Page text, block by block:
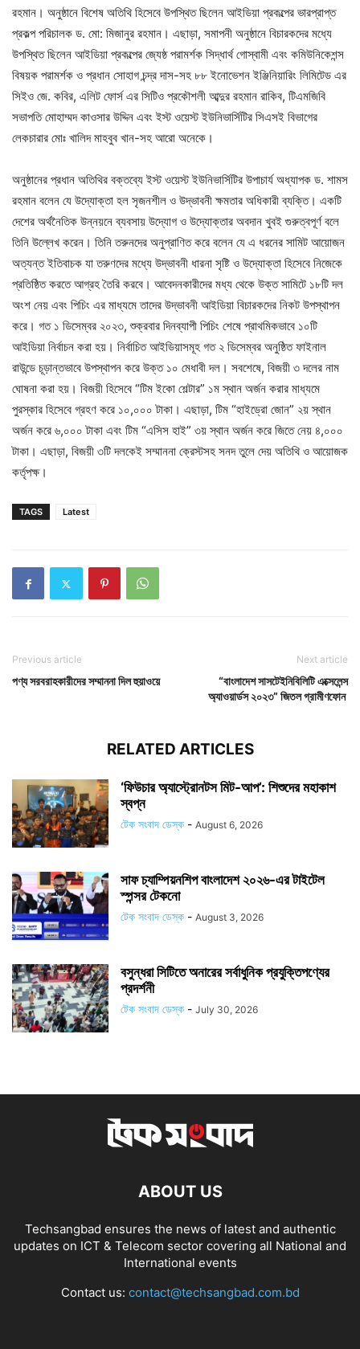
রহমান। অনুষ্ঠানে বিশেষ অতিথি হিসেবে উপস্থিত ছিলেন আইডিয়া প্রকল্পের ভারপ্রাপ্ত
প্রকল্প পরিচালক ড. মো: মিজানুর রহমান। এছাড়া, সমাপনী অনুষ্ঠানে বিচারকদের মধ্যে
উপস্থিত ছিলেন আইডিয়া প্রকল্পের জ্যেষ্ঠ পরামর্শক সিদ্ধার্থ গোস্বামী এবং কমিউনিকেশন্স
বিষয়ক পরামর্শক ও প্রধান সোহাগ চন্দ্র দাস-সহ ৮৮ ইনোভেশন ইঞ্জিনিয়ারিং লিমিটেড এর
সিইও জে. কবির, এলিট ফোর্স এর সিটিও প্রকৌশলী আব্দুর রহমান রাকিব, টিএমজিবি
সভাপতি মোহাম্মদ কাওসার উদ্দিন এবং ইস্ট ওয়েস্ট ইউনিভার্সিটির সিএসই বিভাগের
লেকচারার মোঃ খালিদ মাহবুব খান-সহ আরো অনেকে।
অনুষ্ঠানের প্রধান অতিথির বক্তব্যে ইস্ট ওয়েস্ট ইউনিভার্সিটির উপাচার্য অধ্যাপক ড. শামস
রহমান বলেন যে উদ্যোক্তা হল সৃজনশীল ও উদ্ভাবনী ক্ষমতার অধিকারী ব্যক্তি। একটি
দেশের অর্থনৈতিক উন্নয়নে ব্যবসায় উদ্যোগ ও উদ্যোক্তার অবদান খুবই গুরুত্বপূর্ণ বলে
তিনি উল্লেখ করেন। তিনি তরুনদের অনুপ্রাণিত করে বলেন যে এ ধরনের সামিট আয়োজন
অত্যন্ত ইতিবাচক যা তরুণদের মধ্যে উদ্ভাবনী ধারনা সৃষ্টি ও উদ্যোক্তা হিসেবে নিজেকে
প্রতিষ্ঠিত করতে আগ্রহ তৈরি করবে। আবেদনকারীদের মধ্য থেকে উক্ত সামিটে ১৮টি দল
অংশ নেয় এবং পিচিং এর মাধ্যমে তাদের উদ্ভাবনী আইডিয়া বিচারকদের নিকট উপস্থাপন
করে। গত ১ ডিসেম্বর ২০২৩, শুক্রবার দিনব্যাপী পিচিং শেষে প্রাথমিকভাবে ১০টি
আইডিয়া নির্বাচন করা হয়। নির্বাচিত আইডিয়াসমূহ গত ২ ডিসেম্বর অনুষ্ঠিত ফাইনাল
রাউন্ডে চূড়ান্তভাবে উপস্থাপন করে উক্ত ১০ মেধাবী দল। সবশেষে, বিজয়ী ৩ দলের নাম
ঘোষনা করা হয়। বিজয়ী হিসেবে “টিম ইকো শেল্টার” ১ম স্থান অর্জন করার মাধ্যমে
পুরস্কার হিসেবে গ্রহণ করে ১০,০০০ টাকা। এছাড়া, টিম “হাইড্রো জোন” ২য় স্থান
অর্জন করে ৬,০০০ টাকা এবং টিম “এসিস হাই” ৩য় স্থান অর্জন করে জিতে নেয় ৪,০০০
টাকা। এছাড়া, বিজয়ী ৩টি দলকেই সম্মাননা ক্রেস্টসহ সনদ তুলে দেয় অতিথি ও আয়োজক
কর্তৃপক্ষ।
TAGS Latest
Previous article
পণ্য সরবরাহকারীদের সম্মাননা দিল হুয়াওয়ে
Next article
“বাংলাদেশ সাসটেইনিবিলিটি এক্সেলেন্স
অ্যাওয়ার্ডস ২০২৩” জিতল গ্রামীণফোন
RELATED ARTICLES
‘ফিউচার অ্যাস্ট্রোনটস মিট-আপ’: শিশুদের মহাকাশ
স্বপ্ন
টেক সংবাদ ডেস্ক - August 6, 2026
সাফ চ্যাম্পিয়নশিপ বাংলাদেশ ২০২৬-এর টাইটেল
স্পন্সর টেকনো
টেক সংবাদ ডেস্ক - August 3, 2026
বসুন্ধরা সিটিতে অনারের সর্বাধুনিক প্রযুক্তিপণ্যের
প্রদর্শনী
টেক সংবাদ ডেস্ক - July 30, 2026
ABOUT US
Techsangbad ensures the news of latest and authentic
updates on ICT & Telecom sector covering all National and
International events
Contact us: contact@techsangbad.com.bd